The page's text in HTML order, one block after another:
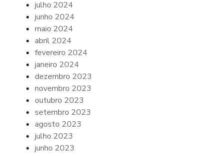
julho 2024
junho 2024
maio 2024
abril 2024
fevereiro 2024
janeiro 2024
dezembro 2023
novembro 2023
outubro 2023
setembro 2023
agosto 2023
julho 2023
junho 2023